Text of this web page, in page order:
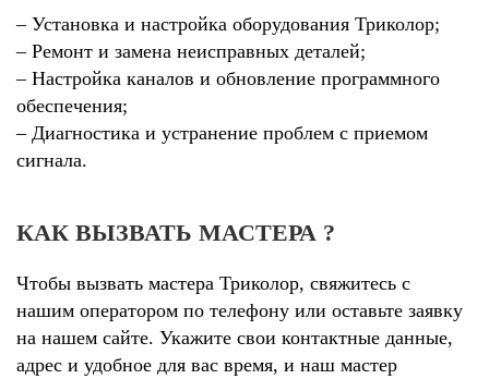
– Установка и настройка оборудования Триколор;
– Ремонт и замена неисправных деталей;
– Настройка каналов и обновление программного
обеспечения;
– Диагностика и устранение проблем с приемом
сигнала.
КАК ВЫЗВАТЬ МАСТЕРА ?
Чтобы вызвать мастера Триколор, свяжитесь с
нашим оператором по телефону или оставьте заявку
на нашем сайте. Укажите свои контактные данные,
адрес и удобное для вас время, и наш мастер